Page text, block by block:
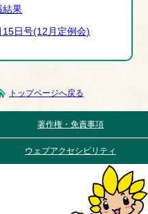
結果
日号(12月定例会)
トップページへ戻る
著作権・免責事項
ウェブアクセシビリティ